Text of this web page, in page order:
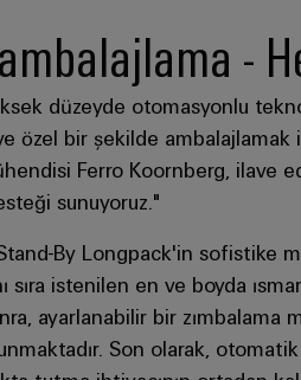
-
düzeyde otomasyonlu
özel bir şekilde ambalajlamak
Ferro Koornberg, ilave
sunuyoruz."
By Longpack'in sofistike
sıra istenilen en ve boyda
ayarlanabilir bir zımbalama
sunmaktadır. Son olarak,